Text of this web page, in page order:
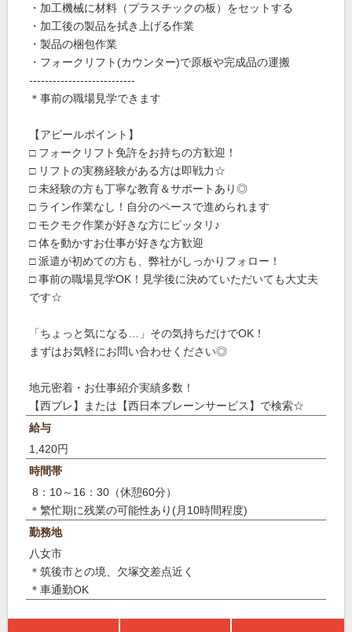
・加工機械に材料（プラスチックの板）をセットする
・加工後の製品を拭き上げる作業
・製品の梱包作業
・フォークリフト(カウンター)で原板や完成品の運搬
---------------------------
＊事前の職場見学できます
【アピールポイント】
□ フォークリフト免許をお持ちの方歓迎！
□ リフトの実務経験がある方は即戦力☆
□ 未経験の方も丁寧な教育＆サポートあり◎
□ ライン作業なし！自分のペースで進められます
□ モクモク作業が好きな方にピッタリ♪
□ 体を動かすお仕事が好きな方歓迎
□ 派遣が初めての方も、弊社がしっかりフォロー！
□ 事前の職場見学OK！見学後に決めていただいても大丈夫
です☆
「ちょっと気になる…」その気持ちだけでOK！
まずはお気軽にお問い合わせください◎
地元密着・お仕事紹介実績多数！
【西ブレ】または【西日本ブレーンサービス】で検索☆
給与
1,420円
時間帯
8：10～16：30（休憩60分）
＊繁忙期に残業の可能性あり(月10時間程度)
勤務地
八女市
＊筑後市との境、欠塚交差点近く
＊車通勤OK